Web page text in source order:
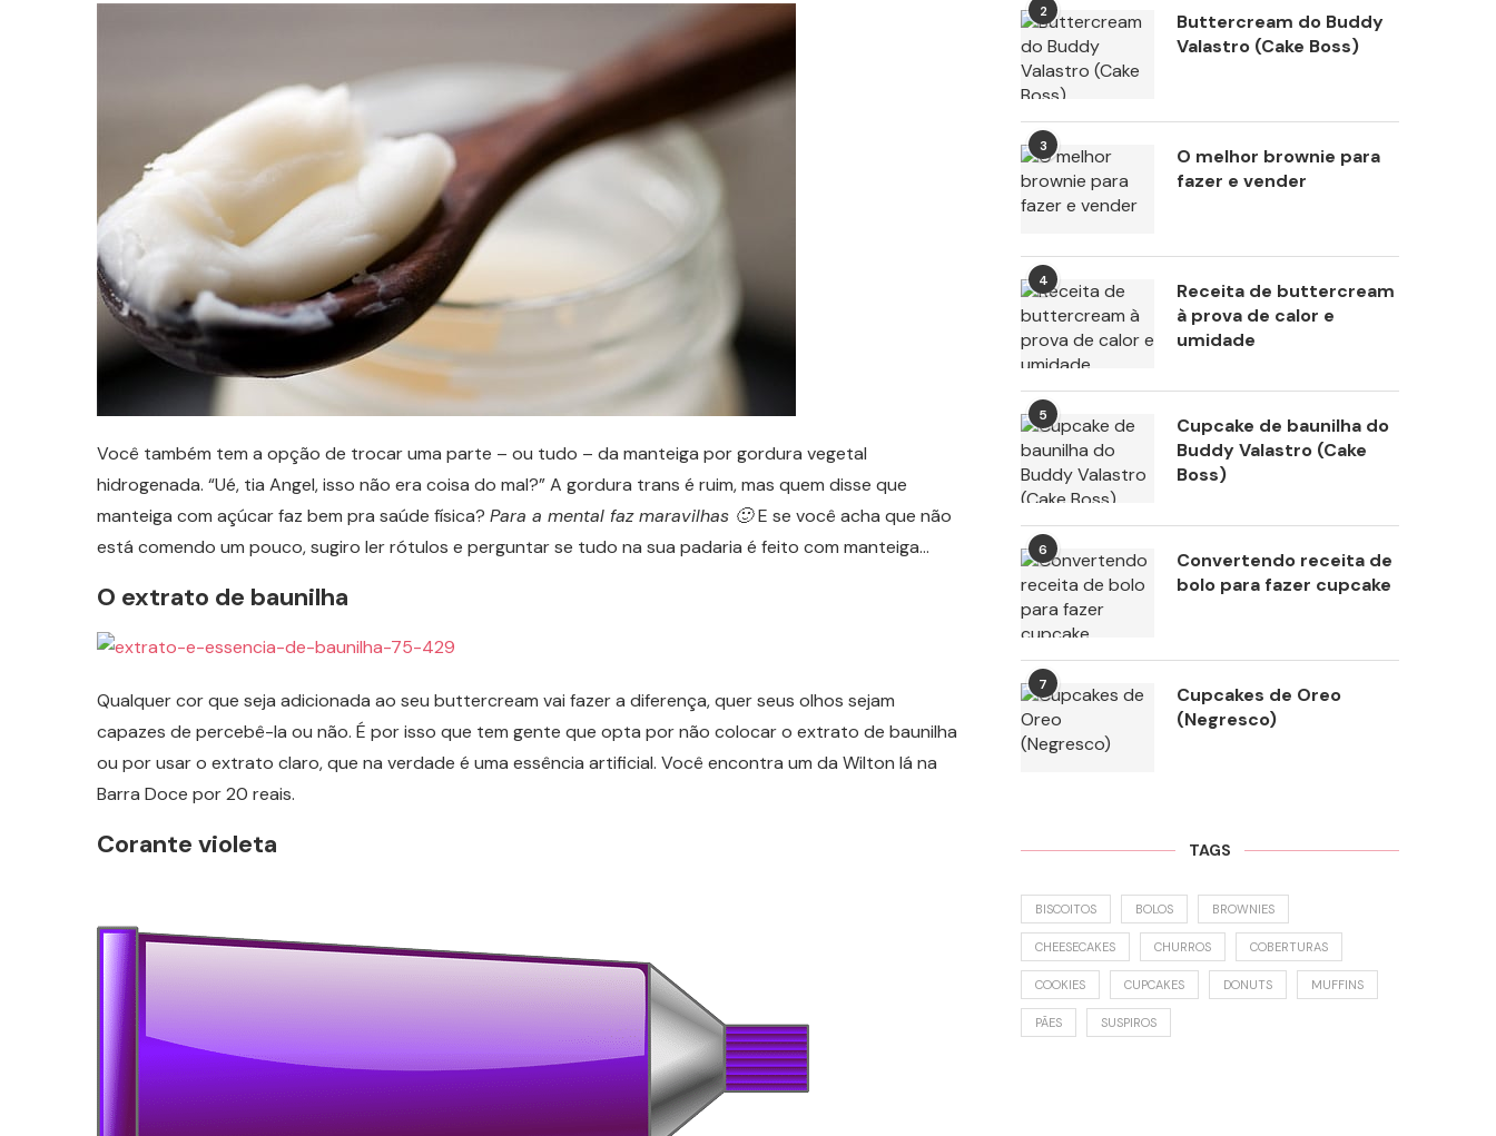
Você também tem a opção de trocar uma parte – ou tudo – da manteiga por gordura vegetal
hidrogenada. “Ué, tia Angel, isso não era coisa do mal?” A gordura trans é ruim, mas quem disse que
manteiga com açúcar faz bem pra saúde física? Para a mental faz maravilhas 🙂E se você acha que não
está comendo um pouco, sugiro ler rótulos e perguntar se tudo na sua padaria é feito com manteiga…
O extrato de baunilha
Qualquer cor que seja adicionada ao seu buttercream vai fazer a diferença, quer seus olhos sejam
capazes de percebê-la ou não. É por isso que tem gente que opta por não colocar o extrato de baunilha
ou por usar o extrato claro, que na verdade é uma essência artificial. Você encontra um da Wilton lá na
Barra Doce por 20 reais.
Corante violeta
2
Buttercream do Buddy
Valastro (Cake Boss)
3
O melhor brownie para
fazer e vender
4
Receita de buttercream
à prova de calor e
umidade
5
Cupcake de baunilha do
Buddy Valastro (Cake
Boss)
6
Convertendo receita de
bolo para fazer cupcake
7
Cupcakes de Oreo
(Negresco)
TAGS
BISCOITOS BOLOS BROWNIES
CHEESECAKES CHURROS COBERTURAS
COOKIES CUPCAKES DONUTS MUFFINS
PÃES SUSPIROS